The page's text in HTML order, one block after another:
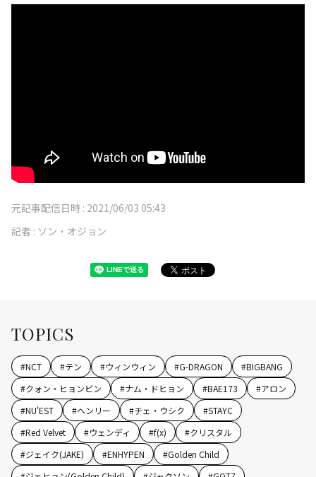
元記事配信日時 : 2021/06/03 05:43
記者 : ソン・オジョン
TOPICS
#NCT #テン #ウィンウィン #G-DRAGON #BIGBANG
#クォン・ヒョンビン #ナム・ドヒョン #BAE173 #アロン
#NU'EST #ヘンリー #チェ・ウシク #STAYC
#Red Velvet #ウェンディ #f(x) #クリスタル
#ジェイク(JAKE) #ENHYPEN #Golden Child